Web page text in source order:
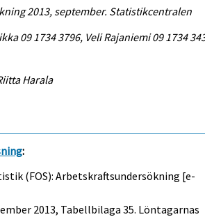
2013, september. Statistikcentralen
09 1734 3796, Veli Rajaniemi 09 1734
Harala
:
(FOS): Arbetskraftsundersökning [e-
2013, Tabellbilaga 35. Löntagarnas